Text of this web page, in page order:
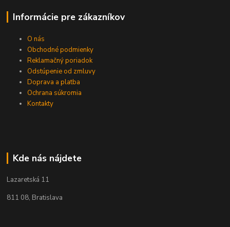
Informácie pre zákazníkov
O nás
Obchodné podmienky
Reklamačný poriadok
Odstúpenie od zmluvy
Doprava a platba
Ochrana súkromia
Kontakty
Kde nás nájdete
Lazaretská 11
811 08, Bratislava